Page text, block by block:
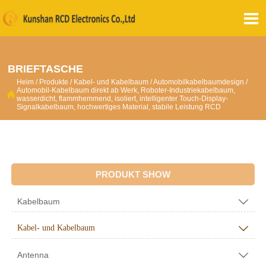

BRIEFTASCHE

Heim / Produkte / Kabel- und Kabelbaum /Automobilkabelbaumdesign /
Automobil-Kabelbaum direkt ab Werk, Roboter-Industriekabelbaum,
wasserdicht, flammhemmend, isoliert, intelligenter Touch-Display-
Signalkabelbaum, hochwertiges Material, stabile Leistung RCD
PRODUKT SHOW
Kabelbaum 
Kabel- und Kabelbaum 
Antenna 